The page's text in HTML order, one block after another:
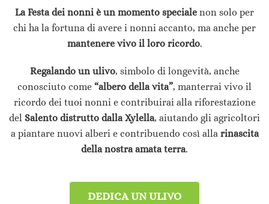
La Festa dei nonni è un momento speciale non solo per
chi ha la fortuna di avere i nonni accanto, ma anche per
mantenere vivo il loro ricordo.
Regalando un ulivo, simbolo di longevità, anche
conosciuto come “albero della vita”, manterrai vivo il
ricordo dei tuoi nonni e contribuirai alla riforestazione
del Salento distrutto dalla Xylella, aiutando gli agricoltori
a piantare nuovi alberi e contribuendo così alla rinascita
della nostra amata terra.
DEDICA UN ULIVO